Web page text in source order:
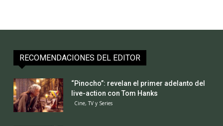
RECOMENDACIONES DEL EDITOR
“Pinocho”: revelan el primer adelanto del
live-action con Tom Hanks
Cine, TV y Series